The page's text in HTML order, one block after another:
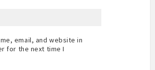
email, and website in
for the next time I